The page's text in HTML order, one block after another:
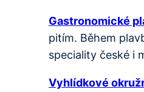
Gastronomické
pitím. Během
speciality české i
Vyhlídkové